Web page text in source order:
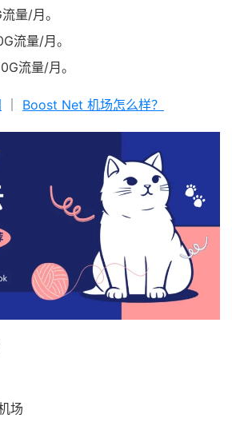
量/月。
流量/月。
流量/月。
Boost Net 机场怎么样？
场